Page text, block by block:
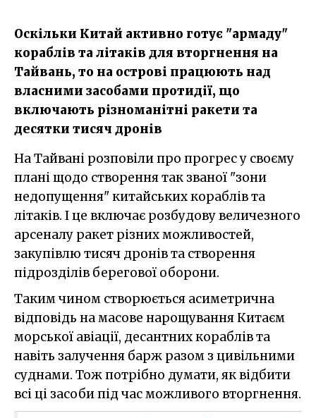
Оскільки Китай активно готує "армаду"
кораблів та літаків для вторгнення на
Тайвань, то на острові працюють над
власними засобами протидії, що
включають різноманітні ракети та
десятки тисяч дронів
На Тайвані розповіли про прогрес у своєму
плані щодо створення так званої "зони
недопущення" китайських кораблів та
літаків. І це включає розбудову величезного
арсеналу ракет різних можливостей,
закупівлю тисяч дронів та створення
підрозділів берегової оборони.
Таким чином створюється асиметрична
відповідь на масове нарощування Китаєм
морської авіації, десантних кораблів та
навіть залучення барж разом з цивільними
суднами. Тож потрібно думати, як відбити
всі ці засоби під час можливого вторгнення.